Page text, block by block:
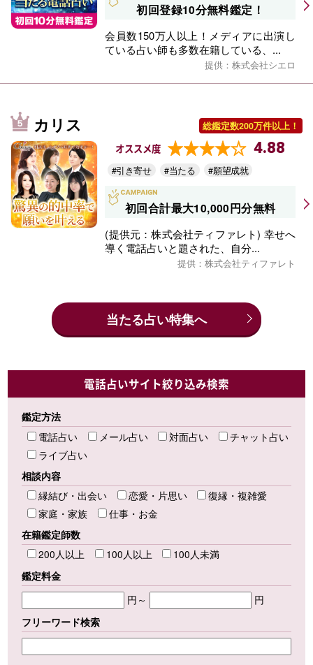
初回登録10分無料鑑定！
会員数150万人以上！メディアに出演し
ている占い師も多数在籍している、...
提供：株式会社シエロ
カリス 総鑑定数200万件以上！
オススメ度 4.88
#引き寄せ #当たる #願望成就
初回合計最大10,000円分無料
(提供元：株式会社ティファレト) 幸せへ
導く電話占いと題された、自分...
提供：株式会社ティファレト
当たる占い特集へ
電話占いサイト絞り込み検索
鑑定方法
電話占い
メール占い 対面占い
チャット占い
ライブ占い
相談内容
縁結び・出会い
恋愛・片思い
復縁・複雑愛
家庭・家族
仕事・お金
在籍鑑定師数
200人以上
100人以上
100人未満
鑑定料金
円～
円
フリーワード検索